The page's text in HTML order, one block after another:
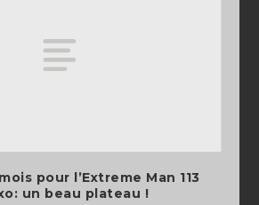
pour l’Extreme Man 113
un beau plateau !